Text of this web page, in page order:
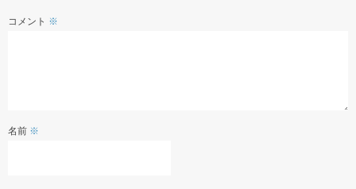
コメント ※
名前 ※